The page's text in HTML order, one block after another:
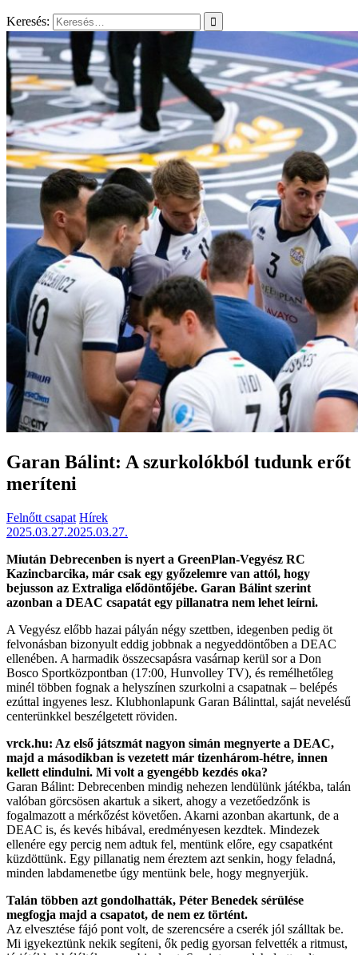
Keresés:
Garan Bálint: A szurkolókból tudunk erőt
meríteni
Felnőtt csapat Hírek
2025.03.27.2025.03.27.
Miután Debrecenben is nyert a GreenPlan-Vegyész RC
Kazincbarcika, már csak egy győzelemre van attól, hogy
bejusson az Extraliga elődöntőjébe. Garan Bálint szerint
azonban a DEAC csapatát egy pillanatra nem lehet leírni.
A Vegyész előbb hazai pályán négy szettben, idegenben pedig öt
felvonásban bizonyult eddig jobbnak a negyeddöntőben a DEAC
ellenében. A harmadik összecsapásra vasárnap kerül sor a Don
Bosco Sportközpontban (17:00, Hunvolley TV), és remélhetőleg
minél többen fognak a helyszínen szurkolni a csapatnak – belépés
ezúttal ingyenes lesz. Klubhonlapunk Garan Bálinttal, saját nevelésű
centerünkkel beszélgetett röviden.
vrck.hu: Az első játszmát nagyon simán megnyerte a DEAC,
majd a másodikban is vezetett már tizenhárom-hétre, innen
kellett elindulni. Mi volt a gyengébb kezdés oka?
Garan Bálint: Debrecenben mindig nehezen lendülünk játékba, talán
valóban görcsösen akartuk a sikert, ahogy a vezetőedzőnk is
fogalmazott a mérkőzést követően. Akarni azonban akartunk, de a
DEAC is, és kevés hibával, eredményesen kezdtek. Mindezek
ellenére egy percig nem adtuk fel, mentünk előre, egy csapatként
küzdöttünk. Egy pillanatig nem éreztem azt senkin, hogy feladná,
minden labdamenetbe úgy mentünk bele, hogy megnyerjük.
Talán többen azt gondolhatták, Péter Benedek sérülése
megfogja majd a csapatot, de nem ez történt.
Az elvesztése fájó pont volt, de szerencsére a cserék jól szálltak be.
Mi igyekeztünk nekik segíteni, ők pedig gyorsan felvették a ritmust,